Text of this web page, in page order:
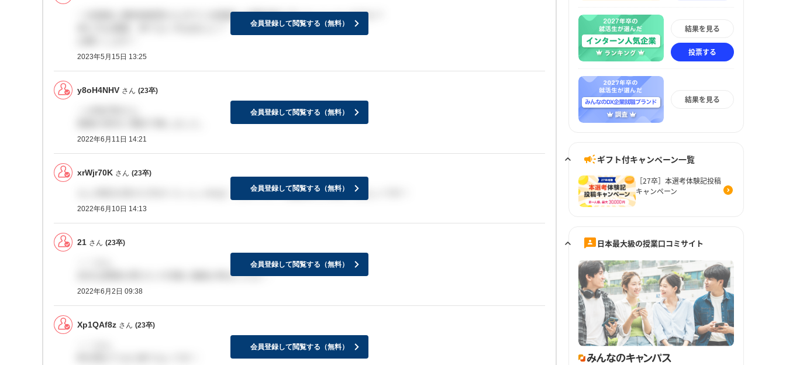
一次面接と適性検査受けた方で二次面接への案内来た方いらっしゃいますか？
2023年5月15日 13:25
会員登録して閲覧する（無料）
y8oH4NHV さん (23卒)
2022年6月11日 14:21
会員登録して閲覧する（無料）
xrWjr70K さん (23卒)
もし内定を頂けた方がいらっしゃれば、どれくらいで連絡来たか教えてほしいです！
2022年6月10日 14:13
会員登録して閲覧する（無料）
21 さん (23卒)
自分は面接を受けた４日後に連絡が来ましたよ～
2022年6月2日 09:38
会員登録して閲覧する（無料）
Xp1QAf8z さん (23卒)
会員登録して閲覧する（無料）
結果を見る
投票する
結果を見る
ギフト付キャンペーン一覧
［27卒］本選考体験記投稿
キャンペーン
日本最大級の授業口コミサイト